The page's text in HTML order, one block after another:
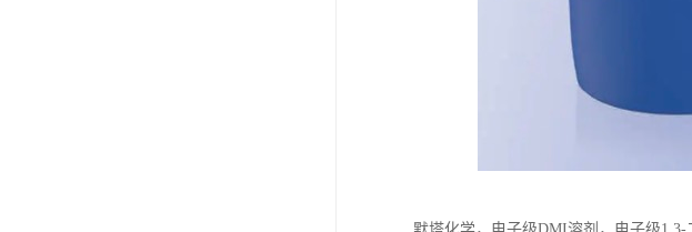
默塔化学，电子级DMI溶剂，电子级